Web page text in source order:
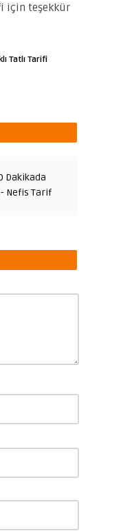
için teşekkür
Tatlı Tarifi
Dakikada
Nefis Tarif